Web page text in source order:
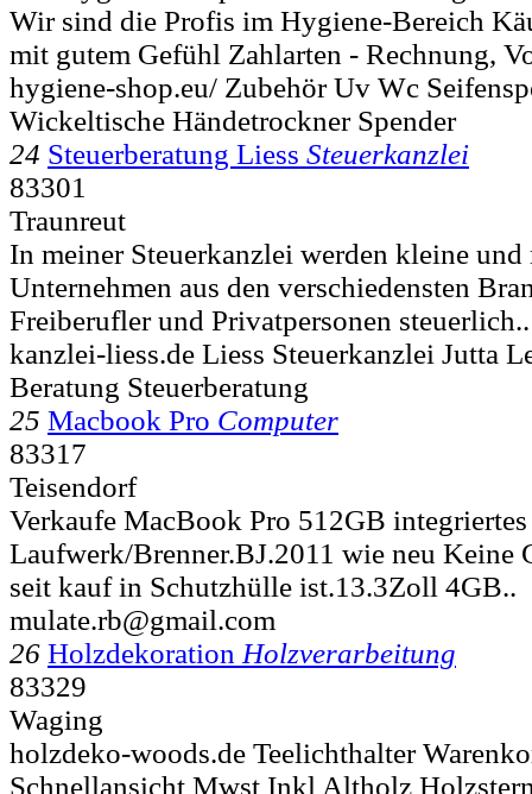
Wir sind die Profis im Hygiene-Bereich
mit gutem Gefühl Zahlarten - Rechnung,
hygiene-shop.eu/ Zubehör Uv Wc
Wickeltische Händetrockner Spender
24 Steuerberatung Liess Steuerkanzlei
83301
Traunreut
In meiner Steuerkanzlei werden kleine
Unternehmen aus den verschiedensten
Freiberufler und Privatpersonen steuerlich..
kanzlei-liess.de Liess Steuerkanzlei Jutta
Beratung Steuerberatung
25 Macbook Pro Computer
83317
Teisendorf
Verkaufe MacBook Pro 512GB integriertes
Laufwerk/Brenner.BJ.2011 wie neu Keine
seit kauf in Schutzhülle ist.13.3Zoll 4GB..
mulate.rb@gmail.com
26 Holzdekoration Holzverarbeitung
83329
Waging
holzdeko-woods.de Teelichthalter
Schnellansicht Mwst Inkl Altholz